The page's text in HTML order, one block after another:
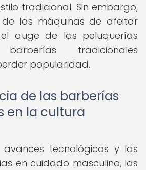
tradicional. Sin embargo,
las máquinas de afeitar
auge de las peluquerías
tradicionales
popularidad.
de las barberías
en la cultura
tecnológicos y las
en cuidado masculino, las